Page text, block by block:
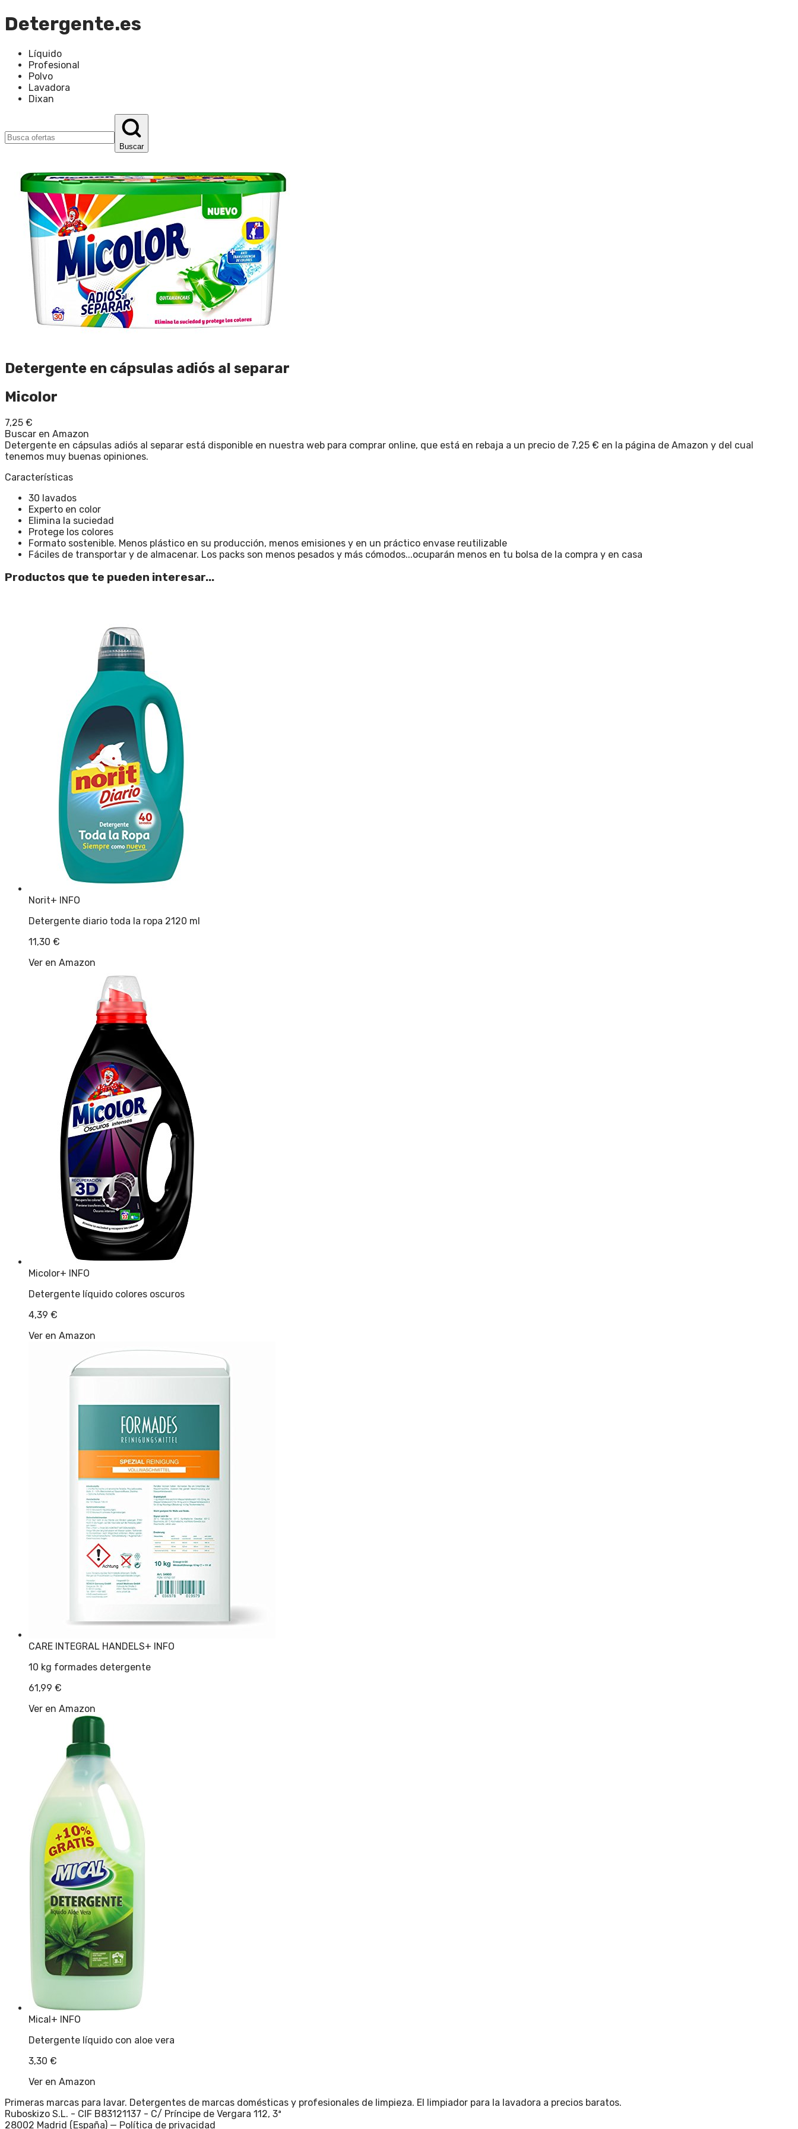
Detergente.es
Líquido
Profesional
Polvo
Lavadora
Dixan
Buscar
Detergente en cápsulas adiós al separar
Micolor
7,25 €
Buscar en Amazon
Detergente en cápsulas adiós al separar está disponible en nuestra web para comprar online, que está en rebaja a un precio de 7,25 € en la página de Amazon y del cual
tenemos muy buenas opiniones.
Características
30 lavados
Experto en color
Elimina la suciedad
Protege los colores
Formato sostenible. Menos plástico en su producción, menos emisiones y en un práctico envase reutilizable
Fáciles de transportar y de almacenar. Los packs son menos pesados y más cómodos...ocuparán menos en tu bolsa de la compra y en casa
Productos que te pueden interesar...
Norit+ INFO
Detergente diario toda la ropa 2120 ml
11,30 €
Ver en Amazon
Micolor+ INFO
Detergente líquido colores oscuros
4,39 €
Ver en Amazon
CARE INTEGRAL HANDELS+ INFO
10 kg formades detergente
61,99 €
Ver en Amazon
Mical+ INFO
Detergente líquido con aloe vera
3,30 €
Ver en Amazon
Primeras marcas para lavar. Detergentes de marcas domésticas y profesionales de limpieza. El limpiador para la lavadora a precios baratos.
Ruboskizo S.L. - CIF B83121137 - C/ Príncipe de Vergara 112, 3ª
28002 Madrid (España) — Política de privacidad